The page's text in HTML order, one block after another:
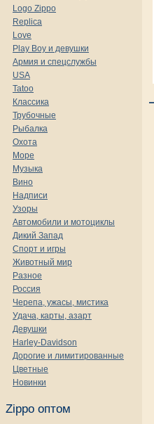
Logo Zippo
Replica
Love
Play Boy и девушки
Армия и спецслужбы
USA
Tatoo
Классика
Трубочные
Рыбалка
Охота
Море
Музыка
Вино
Надписи
Узоры
Автомобили и мотоциклы
Дикий Запад
Спорт и игры
Животный мир
Разное
Россия
Черепа, ужасы, мистика
Удача, карты, азарт
Девушки
Harley-Davidson
Дорогие и лимитированные
Цветные
Новинки
Zippo оптом